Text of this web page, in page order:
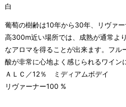
白
葡萄の樹齢は10年から30年、リヴァ
高300m近い場所では、成熟が通常よ
なアロマを得ることが出来ます。フル
酸が非常に心地よく感じられるワイン
ＡＬＣ／12％ ミディアムボデイ
リヴァーナー100 %